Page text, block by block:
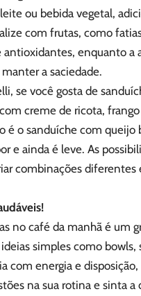
ou bebida vegetal,
com frutas, como
enquanto a
a saciedade.
se você gosta de
creme de ricota,
é o sanduíche com
e ainda é leve. As
combinações diferentes
no café da manhã é um
simples como bowls,
com energia e
na sua rotina e sinta a